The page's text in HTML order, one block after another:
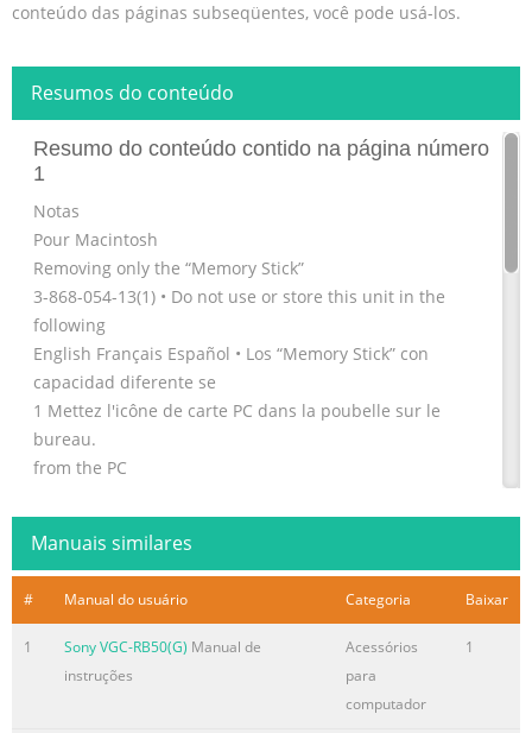
conteúdo das páginas subseqüentes, você pode usá-los.
Resumos do conteúdo
Resumo do conteúdo contido na página número
1
Notas
Pour Macintosh
Removing only the “Memory Stick”
3-868-054-13(1) • Do not use or store this unit in the
following
English Français Español • Los “Memory Stick” con
capacidad diferente se
1 Mettez l'icône de carte PC dans la poubelle sur le
bureau.
from the PC
2 Appuyez sur le bouton d’éjection de carte PC et sortez
reconocerán como dispositivo diferente mediante el PC.
You can remove only the “Memory Stick” while
– Hot locations such as the inside of a car or the
l'adaptateur. Sur ce
Resumo do conteúdo contido na página número
Manuais similares
# Manual do usuário Categoria Baixar
1 Sony VGC-RB50(G) Manual de
instruções
Acessórios
para
computador
1